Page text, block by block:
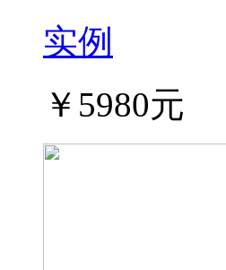
实例
￥5980元